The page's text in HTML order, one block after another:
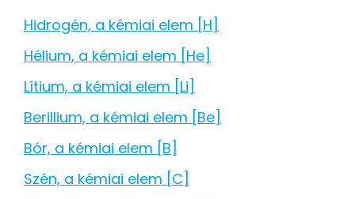
Hidrogén, a kémiai elem [H]
Hélium, a kémiai elem [He]
Lítium, a kémiai elem [Li]
Berillium, a kémiai elem [Be]
Bór, a kémiai elem [B]
Szén, a kémiai elem [C]